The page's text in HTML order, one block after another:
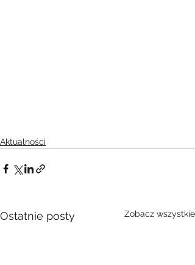
Aktualności
Ostatnie posty Zobacz wszystkie